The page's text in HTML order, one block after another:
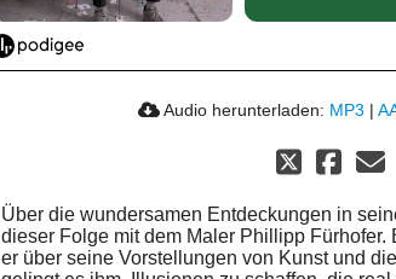
Audio herunterladen: MP3 |
Über die wundersamen Entdeckungen in
dieser Folge mit dem Maler Phillipp
er über seine Vorstellungen von Kunst und